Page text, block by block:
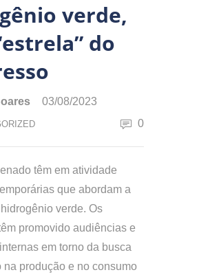
verde,
do
03/08/2023
0
têm em atividade
que abordam a
verde. Os
promovido audiências e
em torno da busca
na produção e no consumo